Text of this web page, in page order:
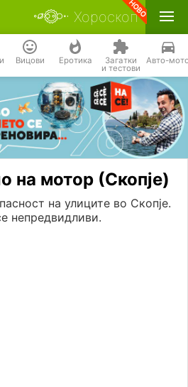
Хороскоп
Вицови Еротика Загатки
и тестови
Авто-
на мотор (Скопје)
на улиците во Скопје.
непредвидливи.